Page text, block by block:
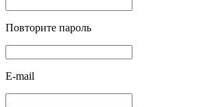
Повторите пароль
E-mail